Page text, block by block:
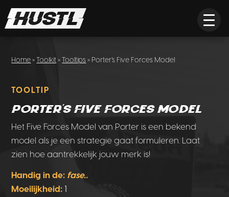
Home»Toolkit»Tooltips» Porter’s Five Forces Model
TOOLTIP
Porter’s Five Forces Model
Het Five Forces Model van Porter is een bekend
model als je een strategie gaat formuleren. Laat
zien hoe aantrekkelijk jouw merk is!
Handig in de: fase..
Moeilijkheid: 1